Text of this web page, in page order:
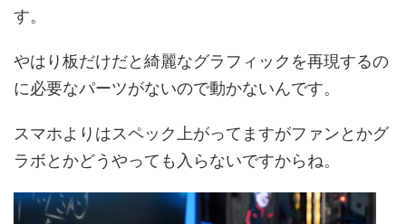
す。
やはり板だけだと綺麗なグラフィックを再現するの
に必要なパーツがないので動かないんです。
スマホよりはスペック上がってますがファンとかグ
ラボとかどうやっても入らないですからね。